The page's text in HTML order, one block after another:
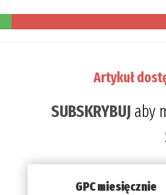
Artykuł
SUBSKRYBUJaby
GPC miesięcznie